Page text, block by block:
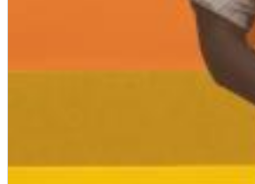
Chuck Timely & The Hourglass